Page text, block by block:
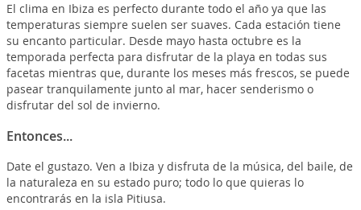
El clima en Ibiza es perfecto durante todo el año ya que las
temperaturas siempre suelen ser suaves. Cada estación tiene
su encanto particular. Desde mayo hasta octubre es la
temporada perfecta para disfrutar de la playa en todas sus
facetas mientras que, durante los meses más frescos, se puede
pasear tranquilamente junto al mar, hacer senderismo o
disfrutar del sol de invierno.
Entonces...
Date el gustazo. Ven a Ibiza y disfruta de la música, del baile, de
la naturaleza en su estado puro; todo lo que quieras lo
encontrarás en la isla Pitiusa.